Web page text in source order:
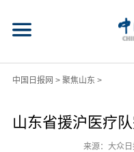
中国日报网 > 聚焦山东 >
山东省援沪医疗
来源：大众日